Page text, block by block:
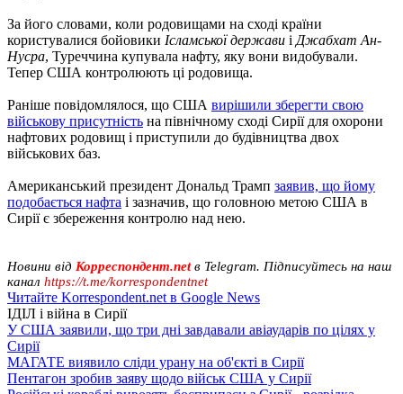
За його словами, коли родовищами на сході країни
користувалися бойовики Ісламської держави і Джабхат Ан-
Нусра, Туреччина купувала нафту, яку вони видобували.
Тепер США контролюють ці родовища.
Раніше повідомлялося, що США вирішили зберегти свою
військову присутність на північному сході Сирії для охорони
нафтових родовищ і приступили до будівництва двох
військових баз.
Американський президент Дональд Трамп заявив, що йому
подобається нафта і зазначив, що головною метою США в
Сирії є збереження контролю над нею.
Новини від Корреспондент.netв Telegram. Підписуйтесь на наш
канал https://t.me/korrespondentnet
Читайте Korrespondent.net в Google News
ІДІЛ і війна в Сирії
У США заявили, що три дні завдавали авіаударів по цілях у
Сирії
МАГАТЕ виявило сліди урану на об'єкті в Сирії
Пентагон зробив заяву щодо військ США у Сирії